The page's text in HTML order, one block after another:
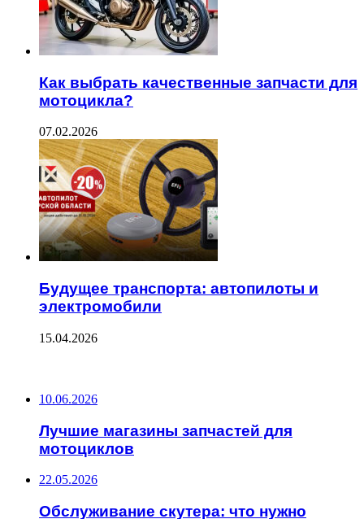
Как выбрать качественные запчасти для
мотоцикла?
07.02.2026
Будущее транспорта: автопилоты и
электромобили
15.04.2026
10.06.2026
Лучшие магазины запчастей для
мотоциклов
22.05.2026
Обслуживание скутера: что нужно